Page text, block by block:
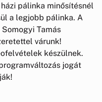
pálinka minősítésnél
a legjobb pálinka. A
Tamás
várunk!
készülnek.
jogát